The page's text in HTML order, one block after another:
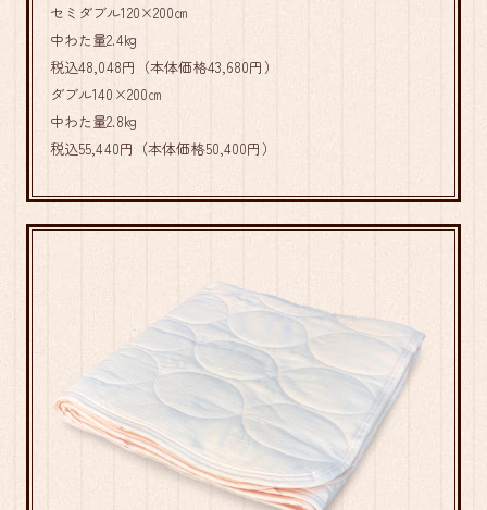
セミダブル120×200㎝
中わた量2.4kg
税込48,048円（本体価格43,680円）
ダブル140×200㎝
中わた量2.8kg
税込55,440円（本体価格50,400円）